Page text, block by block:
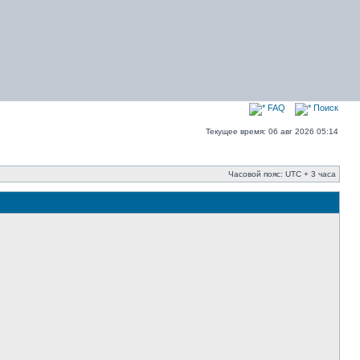
FAQ Поиск
Текущее время: 06 авг 2026 05:14
Часовой пояс: UTC + 3 часа